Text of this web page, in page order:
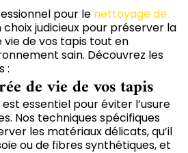
pour le nettoyage de
choix judicieux pour préserver la
de vos tapis tout en
sain. Découvrez les
:
de vie de vos tapis
essentiel pour éviter l’usure
Nos techniques spécifiques
les matériaux délicats, qu’il
ou de fibres synthétiques, et